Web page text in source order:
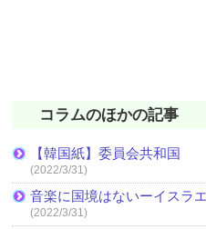
コラムのほかの記事
【韓国紙】委員会共和国
(2022/3/31)
音楽に国境はないーイスラ
(2022/3/31)